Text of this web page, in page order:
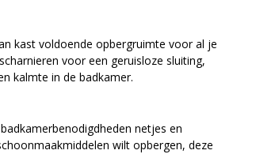
kast voldoende opbergruimte voor al je
voor een geruisloze sluiting,
kalmte in de badkamer.
netjes en
wilt opbergen, deze